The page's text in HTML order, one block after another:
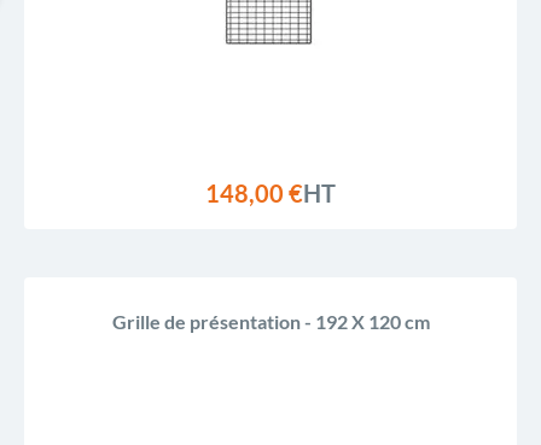
148,00 €HT
Grille de présentation - 192 X 120 cm